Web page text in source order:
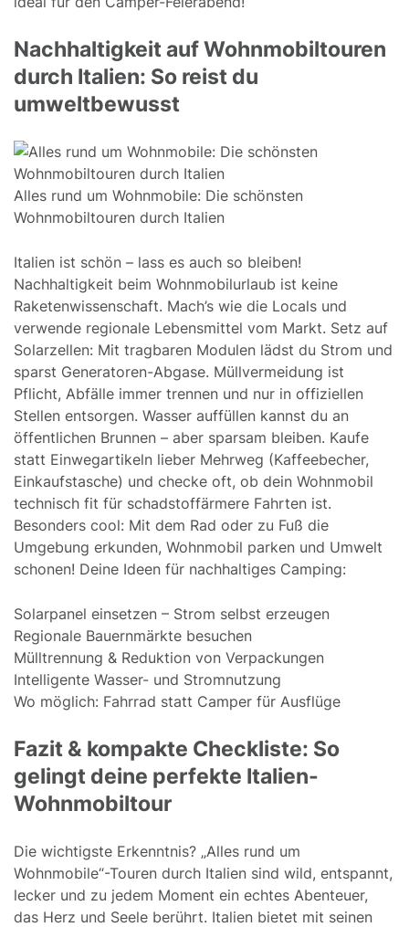
Nachhaltigkeit auf Wohnmobiltouren
durch Italien: So reist du
umweltbewusst
Alles rund um Wohnmobile: Die schönsten
Wohnmobiltouren durch Italien
Italien ist schön – lass es auch so bleiben!
Nachhaltigkeit beim Wohnmobilurlaub ist keine
Raketenwissenschaft. Mach’s wie die Locals und
verwende regionale Lebensmittel vom Markt. Setz auf
Solarzellen: Mit tragbaren Modulen lädst du Strom und
sparst Generatoren-Abgase. Müllvermeidung ist
Pflicht, Abfälle immer trennen und nur in offiziellen
Stellen entsorgen. Wasser auffüllen kannst du an
öffentlichen Brunnen – aber sparsam bleiben. Kaufe
statt Einwegartikeln lieber Mehrweg (Kaffeebecher,
Einkaufstasche) und checke oft, ob dein Wohnmobil
technisch fit für schadstoffärmere Fahrten ist.
Besonders cool: Mit dem Rad oder zu Fuß die
Umgebung erkunden, Wohnmobil parken und Umwelt
schonen! Deine Ideen für nachhaltiges Camping:
Solarpanel einsetzen – Strom selbst erzeugen
Regionale Bauernmärkte besuchen
Mülltrennung & Reduktion von Verpackungen
Intelligente Wasser- und Stromnutzung
Wo möglich: Fahrrad statt Camper für Ausflüge
Fazit & kompakte Checkliste: So
gelingt deine perfekte Italien-
Wohnmobiltour
Die wichtigste Erkenntnis? „Alles rund um
Wohnmobile“-Touren durch Italien sind wild, entspannt,
lecker und zu jedem Moment ein echtes Abenteuer,
das Herz und Seele berührt. Italien bietet mit seinen